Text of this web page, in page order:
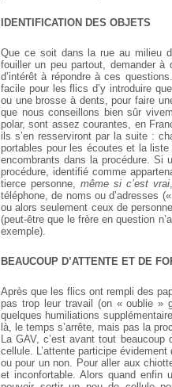
IDENTIFICATION DES OBJETS
Que ce soit dans la rue au milieu
fouiller un peu partout, demander
d’intérêt à répondre à ces
facile pour les flics d’y introduire
ou une brosse à dents, pour faire
que nous conseillons bien sûr
polar, sont assez courantes, en
ils s’en resserviront par la suite :
portables pour les écoutes et la
encombrants dans la procédure.
procédure, identifié comme
tierce personne,même si c’est vrai
téléphone, de noms ou d’adresses
ou alors seulement ceux de
(peut-être que le frère en question
exemple).
BEAUCOUP D’ATTENTE ET DE
Après que les flics ont rempli des
pas trop leur travail (on « oublie »
quelques humiliations
là, le temps s’arrête, mais pas la
La GAV, c’est avant tout beaucoup
cellule. L’attente participe
ou pour un non. Pour aller aux
et inconfortable. Alors quand enfin